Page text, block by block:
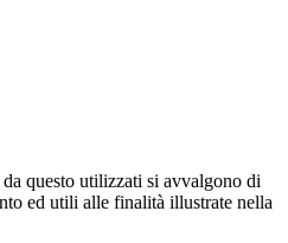
questo utilizzati si avvalgono di
ed utili alle finalità illustrate nella